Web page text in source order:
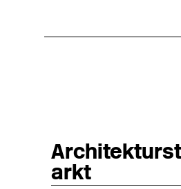
arkt